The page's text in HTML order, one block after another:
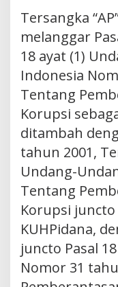
Tersangka
melanggar
18 ayat (1)
Indonesia
Tentang
Korupsi
ditambah
tahun 2001,
Undang-
Tentang
Korupsi juncto
KUHPidana,
juncto Pasal
Nomor 31